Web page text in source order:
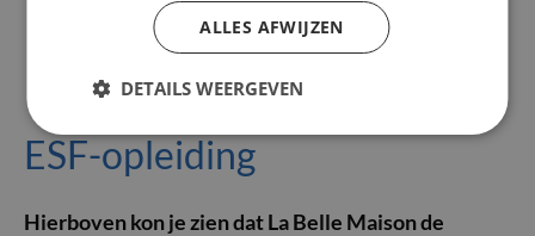
ESF-opleiding
Hierboven kon je zien dat La Belle Maison de
ALLES AFWIJZEN
DETAILS WEERGEVEN